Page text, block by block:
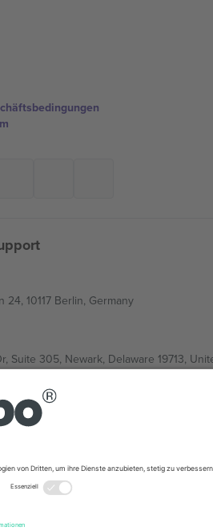
10117 Berlin, Germany
Suite 305, Newark, Delaware 19713,
bul Totleben 53-55, 1606 Sofia,
Roma Norte, Cuauhtémoc, 06700
in den Allgemeinen